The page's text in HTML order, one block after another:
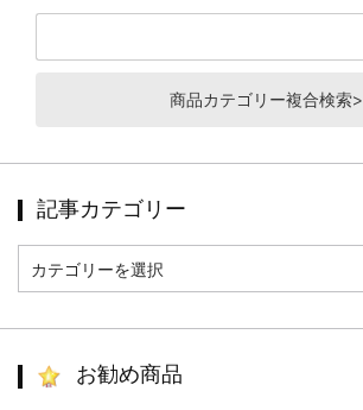
商品カテゴリー複合検索>
記事カテゴリー
事
カ
お勧め商品